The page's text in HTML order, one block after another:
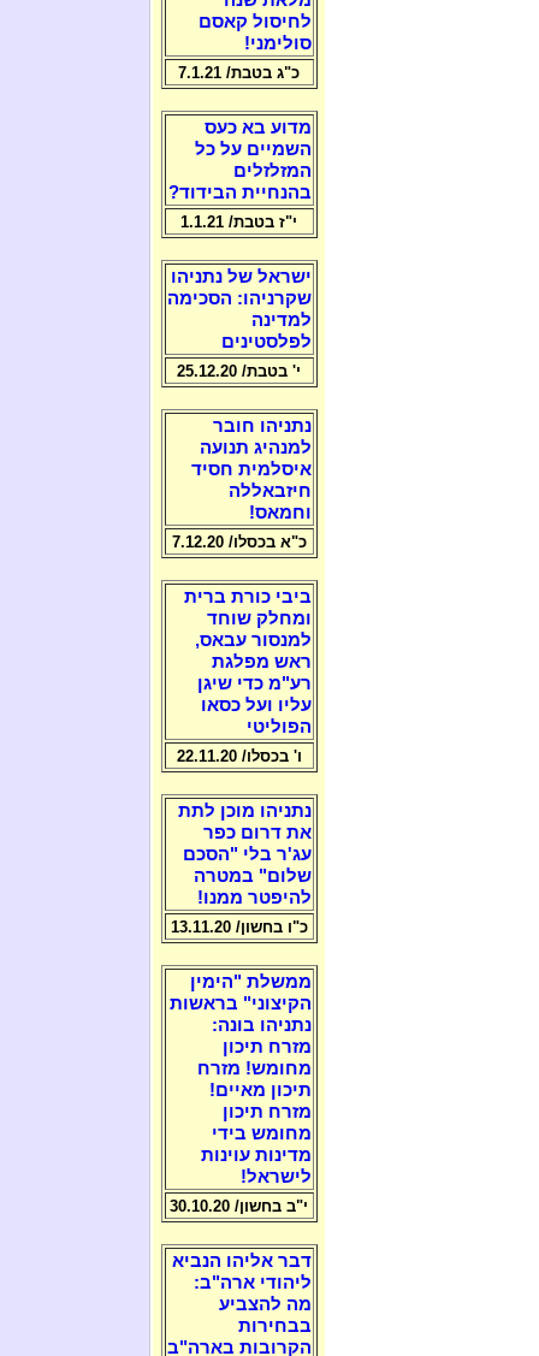
לחיסול קאסם
סולימני!
כ"ג בטבת/ 7.1.21
מדוע בא כעס
השמיים על כל
המזלזלים
בהנחיית הבידוד?
י"ז בטבת/ 1.1.21
ישראל של נתניהו
שקרניהו: הסכימה
למדינה
לפלסטינים
י' בטבת/ 25.12.20
נתניהו חובר
למנהיג תנועה
איסלמית חסיד
חיזבאללה
וחמאס!
כ"א בכסלו/ 7.12.20
ביבי כורת ברית
ומחלק שוחד
למנסור עבאס,
ראש מפלגת
רע"מ כדי שיגן
עליו ועל כסאו
הפוליטי
ו' בכסלו/ 22.11.20
נתניהו מוכן לתת
את דרום כפר
עג'ר בלי "הסכם
שלום" במטרה
להיפטר ממנו!
כ"ו בחשון/ 13.11.20
ממשלת "הימין
הקיצוני" בראשות
נתניהו בונה:
מזרח תיכון
מחומש! מזרח
תיכון מאיים!
מזרח תיכון
מחומש בידי
מדינות עוינות
לישראל!
י"ב בחשון/ 30.10.20
דבר אליהו הנביא
ליהודי ארה"ב:
מה להצביע
בבחירות
הקרובות בארה"ב